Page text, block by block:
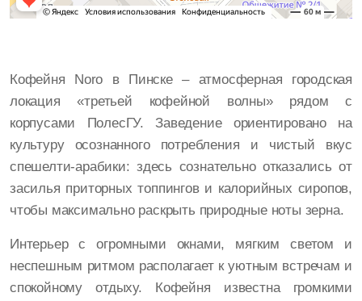
Кофейня Noro в Пинске – атмосферная городская
локация «третьей кофейной волны» рядом с
корпусами ПолесГУ. Заведение ориентировано на
культуру осознанного потребления и чистый вкус
спешелти-арабики: здесь сознательно отказались от
засилья приторных топпингов и калорийных сиропов,
чтобы максимально раскрыть природные ноты зерна.
Интерьер с огромными окнами, мягким светом и
неспешным ритмом располагает к уютным встречам и
спокойному отдыху. Кофейня известна громкими